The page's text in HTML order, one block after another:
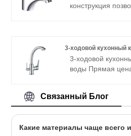
конструкция
3-ходовой кухонный
3-ходовой
воды Прямая
различные
цельнолатунная
того, мы
Связанный Блог